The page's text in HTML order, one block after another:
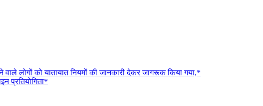
लोगों को यातायात नियमों की जानकारी देकर जागरूक किया गया,*
प्रतियोगिता*